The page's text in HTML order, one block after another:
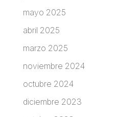
mayo 2025
abril 2025
marzo 2025
noviembre 2024
octubre 2024
diciembre 2023